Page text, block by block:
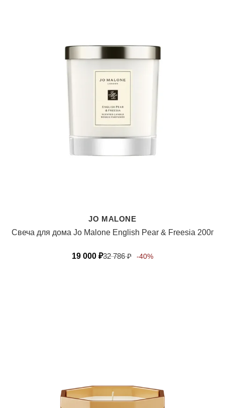
JO MALONE
Свеча для дома Jo Malone English Pear & Freesia 200г
19 000 ₽32 786₽ -40%